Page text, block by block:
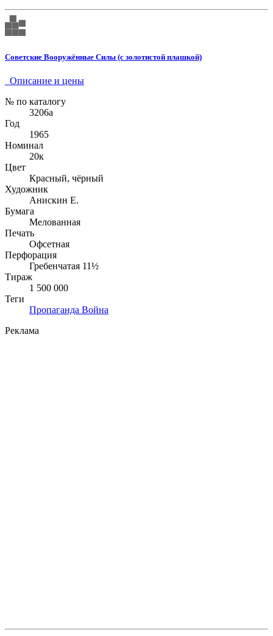
Советские Вооружённые Силы (с золотистой плашкой)
Описание и цены
№ по каталогу
3206а
Год
1965
Номинал
20к
Цвет
Красный, чёрный
Художник
Анискин Е.
Бумага
Мелованная
Печать
Офсетная
Перфорация
Гребенчатая 11½
Тираж
1 500 000
Теги
Пропаганда Война
Реклама